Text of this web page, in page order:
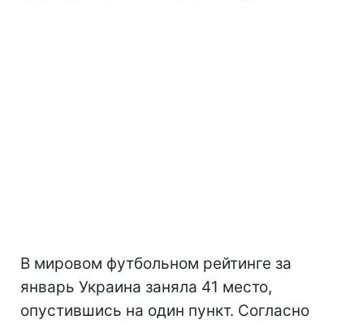
В мировом футбольном рейтинге за
январь Украина заняла 41 место,
опустившись на один пункт. Согласно